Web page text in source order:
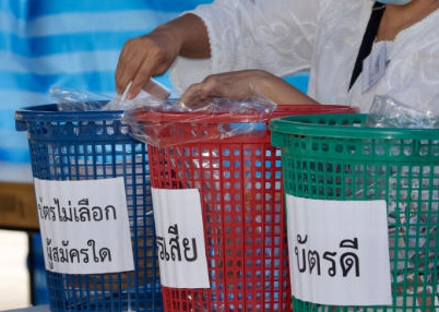
SHARE TWEET LINE EMAIL